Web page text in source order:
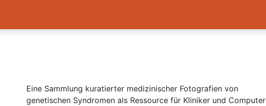
Eine Sammlung kuratierter medizinischer Fotografien von
genetischen Syndromen als Ressource für Kliniker und Computer